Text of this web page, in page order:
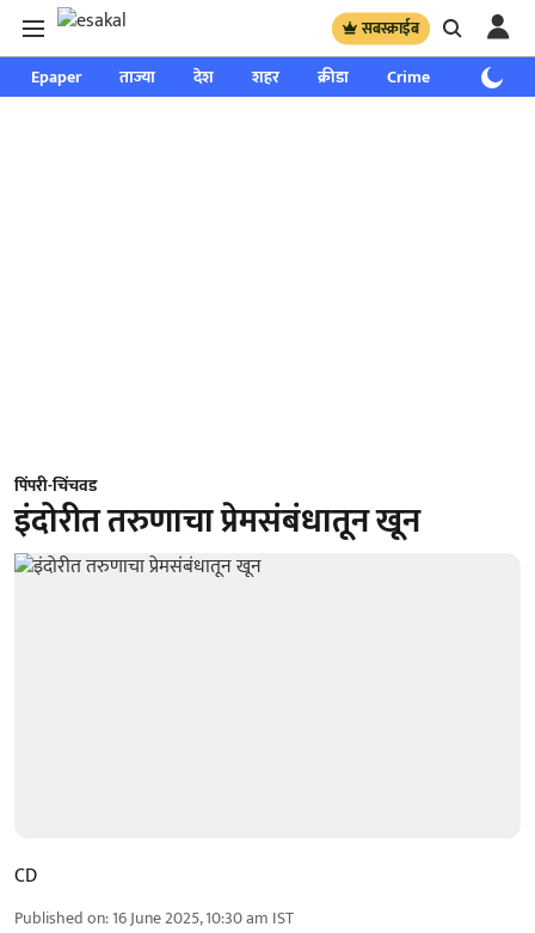
सबस्क्राईब
Epaper ताज्या देश शहर क्रीडा Crime साप्ताहिक
पिंपरी-चिंचवड
इंदोरीत तरुणाचा प्रेमसंबंधातून खून
CD
Published on:16 June 2025, 10:30 am IST